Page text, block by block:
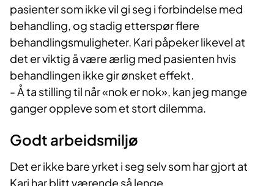
pasienter som ikke vil gi seg i forbindelse med
behandling, og stadig etterspør flere
behandlingsmuligheter. Kari påpeker likevel at
det er viktig å være ærlig med pasienten hvis
behandlingen ikke gir ønsket effekt.
- Å ta stilling til når «nok er nok», kan jeg mange
ganger oppleve som et stort dilemma.
Godt arbeidsmiljø
Det er ikke bare yrket i seg selv som har gjort at
Kari har blitt værende så lenge.